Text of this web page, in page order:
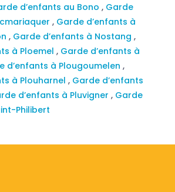
d’enfants au Bono , Garde
, Garde d’enfants à
, Garde d’enfants à Nostang ,
à Ploemel , Garde d’enfants à
d’enfants à Plougoumelen ,
à Plouharnel , Garde d’enfants
d’enfants à Pluvigner , Garde
Philibert